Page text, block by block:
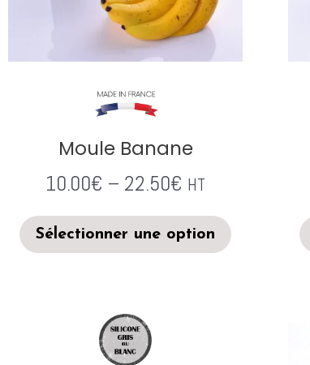
Moule Banane
10.00€ – 22.50€ HT
Sélectionner une option